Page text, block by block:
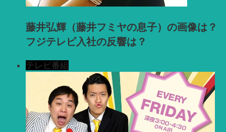
藤井弘輝（藤井フミヤの息子）の画像は？
フジテレビ入社の反響は？
テレビ番組